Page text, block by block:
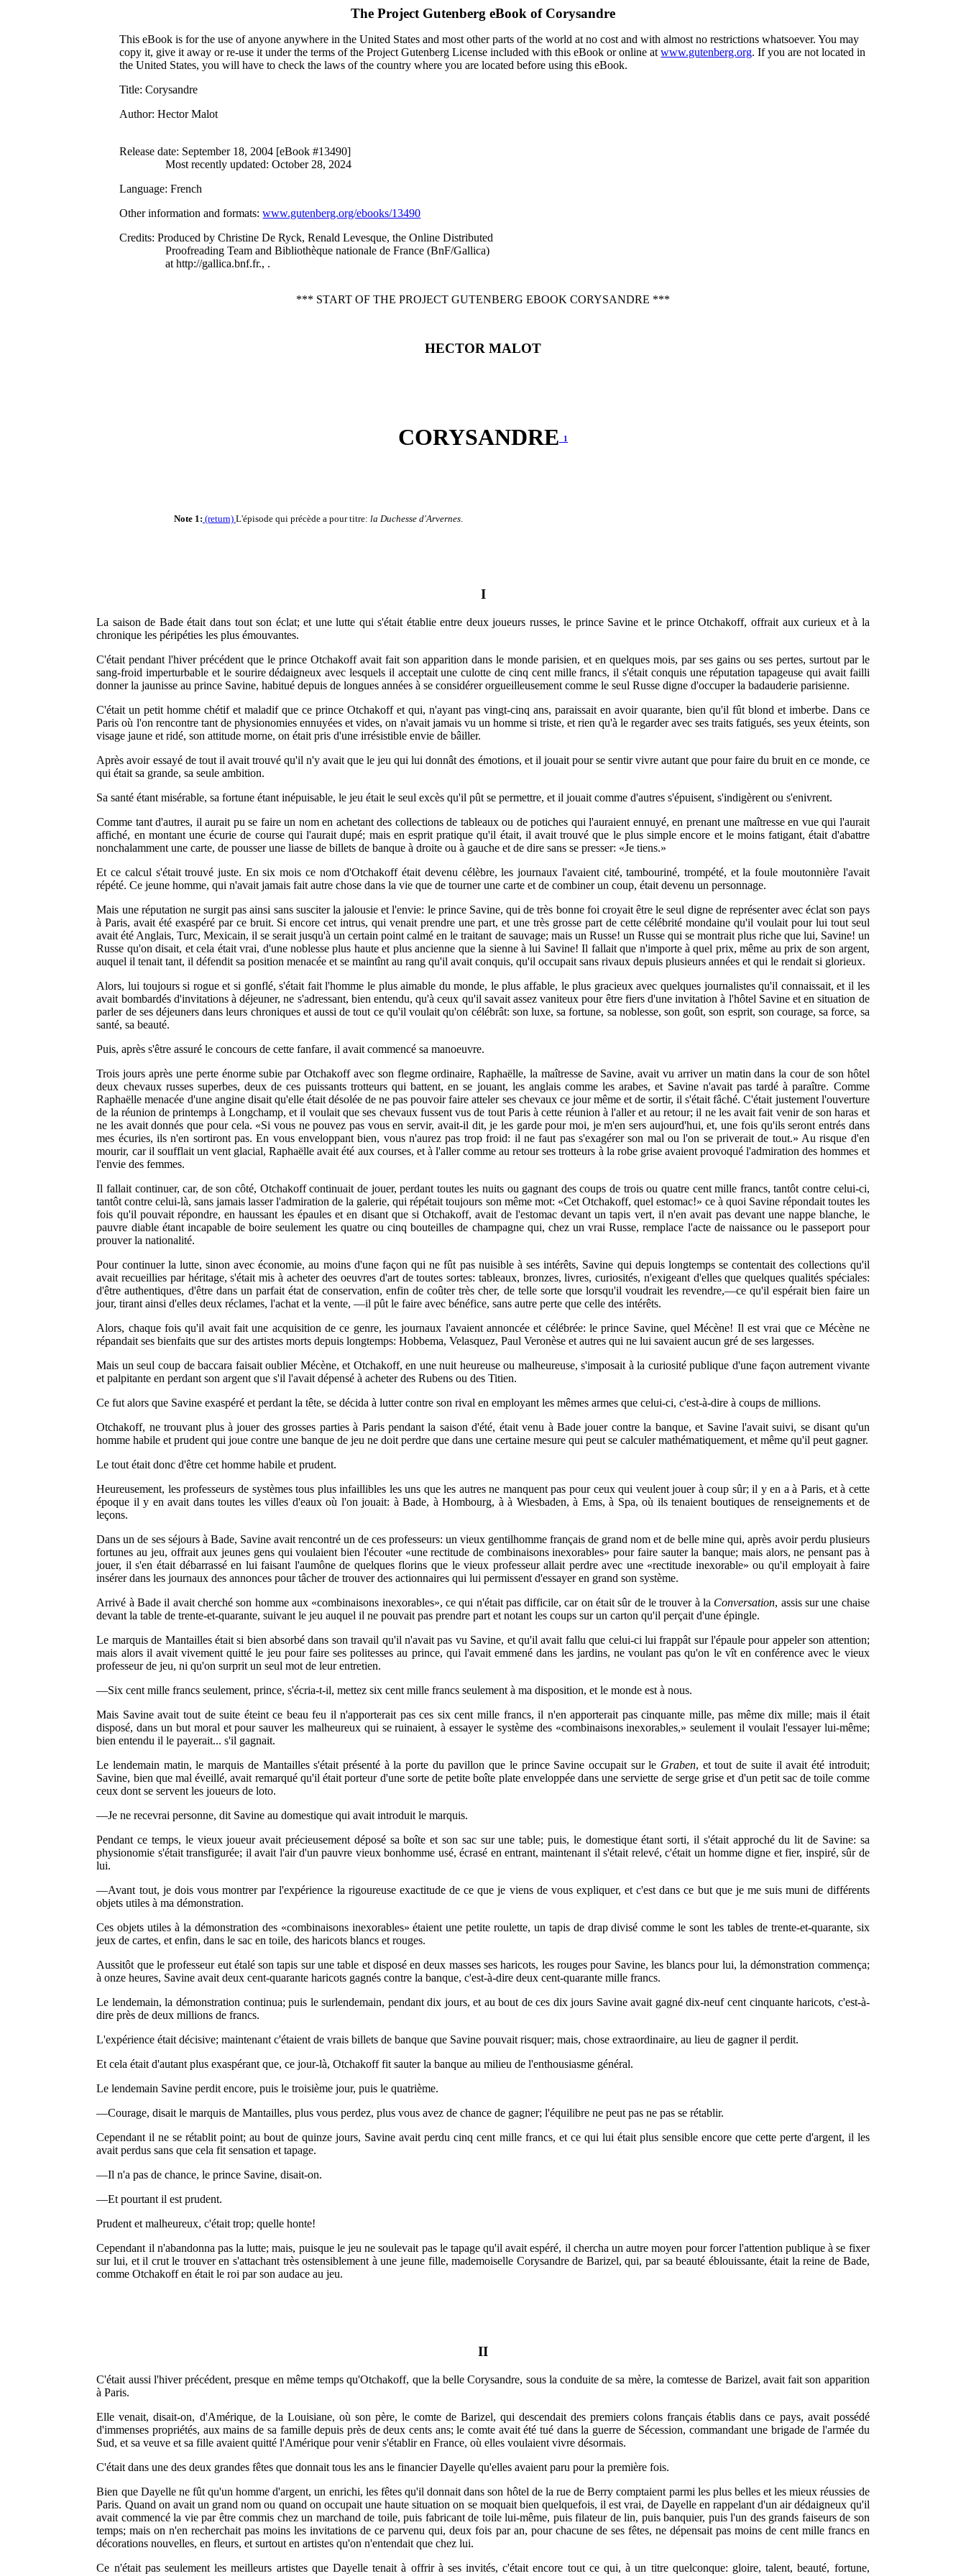
The Project Gutenberg eBook of Corysandre
This eBook is for the use of anyone anywhere in the United States and most other parts of the world at no cost and with almost no restrictions whatsoever. You may
copy it, give it away or re-use it under the terms of the Project Gutenberg License included with this eBook or online atwww.gutenberg.org. If you are not located in
the United States, you will have to check the laws of the country where you are located before using this eBook.
Title: Corysandre
Author: Hector Malot
Release date: September 18, 2004 [eBook #13490]
Most recently updated: October 28, 2024
Language: French
Other information and formats:www.gutenberg.org/ebooks/13490
Credits: Produced by Christine De Ryck, Renald Levesque, the Online Distributed
Proofreading Team and Bibliothèque nationale de France (BnF/Gallica)
at http://gallica.bnf.fr., .
*** START OF THE PROJECT GUTENBERG EBOOK CORYSANDRE ***
HECTOR MALOT
CORYSANDRE 1
Note 1: (return) L'épisode qui précède a pour titre: la Duchesse d'Arvernes.
I
La saison de Bade était dans tout son éclat; et une lutte qui s'était établie entre deux joueurs russes, le prince Savine et le prince Otchakoff, offrait aux curieux et à la
chronique les péripéties les plus émouvantes.
C'était pendant l'hiver précédent que le prince Otchakoff avait fait son apparition dans le monde parisien, et en quelques mois, par ses gains ou ses pertes, surtout par le
sang-froid imperturbable et le sourire dédaigneux avec lesquels il acceptait une culotte de cinq cent mille francs, il s'était conquis une réputation tapageuse qui avait failli
donner la jaunisse au prince Savine, habitué depuis de longues années à se considérer orgueilleusement comme le seul Russe digne d'occuper la badauderie parisienne.
C'était un petit homme chétif et maladif que ce prince Otchakoff et qui, n'ayant pas vingt-cinq ans, paraissait en avoir quarante, bien qu'il fût blond et imberbe. Dans ce
Paris où l'on rencontre tant de physionomies ennuyées et vides, on n'avait jamais vu un homme si triste, et rien qu'à le regarder avec ses traits fatigués, ses yeux éteints, son
visage jaune et ridé, son attitude morne, on était pris d'une irrésistible envie de bâiller.
Après avoir essayé de tout il avait trouvé qu'il n'y avait que le jeu qui lui donnât des émotions, et il jouait pour se sentir vivre autant que pour faire du bruit en ce monde, ce
qui était sa grande, sa seule ambition.
Sa santé étant misérable, sa fortune étant inépuisable, le jeu était le seul excès qu'il pût se permettre, et il jouait comme d'autres s'épuisent, s'indigèrent ou s'enivrent.
Comme tant d'autres, il aurait pu se faire un nom en achetant des collections de tableaux ou de potiches qui l'auraient ennuyé, en prenant une maîtresse en vue qui l'aurait
affiché, en montant une écurie de course qui l'aurait dupé; mais en esprit pratique qu'il était, il avait trouvé que le plus simple encore et le moins fatigant, était d'abattre
nonchalamment une carte, de pousser une liasse de billets de banque à droite ou à gauche et de dire sans se presser: «Je tiens.»
Et ce calcul s'était trouvé juste. En six mois ce nom d'Otchakoff était devenu célèbre, les journaux l'avaient cité, tambouriné, trompété, et la foule moutonnière l'avait
répété. Ce jeune homme, qui n'avait jamais fait autre chose dans la vie que de tourner une carte et de combiner un coup, était devenu un personnage.
Mais une réputation ne surgit pas ainsi sans susciter la jalousie et l'envie: le prince Savine, qui de très bonne foi croyait être le seul digne de représenter avec éclat son pays
à Paris, avait été exaspéré par ce bruit. Si encore cet intrus, qui venait prendre une part, et une très grosse part de cette célébrité mondaine qu'il voulait pour lui tout seul
avait été Anglais, Turc, Mexicain, il se serait jusqu'à un certain point calmé en le traitant de sauvage; mais un Russe! un Russe qui se montrait plus riche que lui, Savine! un
Russe qu'on disait, et cela était vrai, d'une noblesse plus haute et plus ancienne que la sienne à lui Savine! Il fallait que n'importe à quel prix, même au prix de son argent,
auquel il tenait tant, il défendit sa position menacée et se maintînt au rang qu'il avait conquis, qu'il occupait sans rivaux depuis plusieurs années et qui le rendait si glorieux.
Alors, lui toujours si rogue et si gonflé, s'était fait l'homme le plus aimable du monde, le plus affable, le plus gracieux avec quelques journalistes qu'il connaissait, et il les
avait bombardés d'invitations à déjeuner, ne s'adressant, bien entendu, qu'à ceux qu'il savait assez vaniteux pour être fiers d'une invitation à l'hôtel Savine et en situation de
parler de ses déjeuners dans leurs chroniques et aussi de tout ce qu'il voulait qu'on célébrât: son luxe, sa fortune, sa noblesse, son goût, son esprit, son courage, sa force, sa
santé, sa beauté.
Puis, après s'être assuré le concours de cette fanfare, il avait commencé sa manoeuvre.
Trois jours après une perte énorme subie par Otchakoff avec son flegme ordinaire, Raphaëlle, la maîtresse de Savine, avait vu arriver un matin dans la cour de son hôtel
deux chevaux russes superbes, deux de ces puissants trotteurs qui battent, en se jouant, les anglais comme les arabes, et Savine n'avait pas tardé à paraître. Comme
Raphaëlle menacée d'une angine disait qu'elle était désolée de ne pas pouvoir faire atteler ses chevaux ce jour même et de sortir, il s'était fâché. C'était justement l'ouverture
de la réunion de printemps à Longchamp, et il voulait que ses chevaux fussent vus de tout Paris à cette réunion à l'aller et au retour; il ne les avait fait venir de son haras et
ne les avait donnés que pour cela. «Si vous ne pouvez pas vous en servir, avait-il dit, je les garde pour moi, je m'en sers aujourd'hui, et, une fois qu'ils seront entrés dans
mes écuries, ils n'en sortiront pas. En vous enveloppant bien, vous n'aurez pas trop froid: il ne faut pas s'exagérer son mal ou l'on se priverait de tout.» Au risque d'en
mourir, car il soufflait un vent glacial, Raphaëlle avait été aux courses, et à l'aller comme au retour ses trotteurs à la robe grise avaient provoqué l'admiration des hommes et
l'envie des femmes.
Il fallait continuer, car, de son côté, Otchakoff continuait de jouer, perdant toutes les nuits ou gagnant des coups de trois ou quatre cent mille francs, tantôt contre celui-ci,
tantôt contre celui-là, sans jamais lasser l'admiration de la galerie, qui répétait toujours son même mot: «Cet Otchakoff, quel estomac!» ce à quoi Savine répondait toutes les
fois qu'il pouvait répondre, en haussant les épaules et en disant que si Otchakoff, avait de l'estomac devant un tapis vert, il n'en avait pas devant une nappe blanche, le
pauvre diable étant incapable de boire seulement les quatre ou cinq bouteilles de champagne qui, chez un vrai Russe, remplace l'acte de naissance ou le passeport pour
prouver la nationalité.
Pour continuer la lutte, sinon avec économie, au moins d'une façon qui ne fût pas nuisible à ses intérêts, Savine qui depuis longtemps se contentait des collections qu'il
avait recueillies par héritage, s'était mis à acheter des oeuvres d'art de toutes sortes: tableaux, bronzes, livres, curiosités, n'exigeant d'elles que quelques qualités spéciales:
d'être authentiques, d'être dans un parfait état de conservation, enfin de coûter très cher, de telle sorte que lorsqu'il voudrait les revendre,—ce qu'il espérait bien faire un
jour, tirant ainsi d'elles deux réclames, l'achat et la vente, —il pût le faire avec bénéfice, sans autre perte que celle des intérêts.
Alors, chaque fois qu'il avait fait une acquisition de ce genre, les journaux l'avaient annoncée et célébrée: le prince Savine, quel Mécène! Il est vrai que ce Mécène ne
répandait ses bienfaits que sur des artistes morts depuis longtemps: Hobbema, Velasquez, Paul Veronèse et autres qui ne lui savaient aucun gré de ses largesses.
Mais un seul coup de baccara faisait oublier Mécène, et Otchakoff, en une nuit heureuse ou malheureuse, s'imposait à la curiosité publique d'une façon autrement vivante
et palpitante en perdant son argent que s'il l'avait dépensé à acheter des Rubens ou des Titien.
Ce fut alors que Savine exaspéré et perdant la tête, se décida à lutter contre son rival en employant les mêmes armes que celui-ci, c'est-à-dire à coups de millions.
Otchakoff, ne trouvant plus à jouer des grosses parties à Paris pendant la saison d'été, était venu à Bade jouer contre la banque, et Savine l'avait suivi, se disant qu'un
homme habile et prudent qui joue contre une banque de jeu ne doit perdre que dans une certaine mesure qui peut se calculer mathématiquement, et même qu'il peut gagner.
Le tout était donc d'être cet homme habile et prudent.
Heureusement, les professeurs de systèmes tous plus infaillibles les uns que les autres ne manquent pas pour ceux qui veulent jouer à coup sûr; il y en a à Paris, et à cette
époque il y en avait dans toutes les villes d'eaux où l'on jouait: à Bade, à Hombourg, à à Wiesbaden, à Ems, à Spa, où ils tenaient boutiques de renseignements et de
leçons.
Dans un de ses séjours à Bade, Savine avait rencontré un de ces professeurs: un vieux gentilhomme français de grand nom et de belle mine qui, après avoir perdu plusieurs
fortunes au jeu, offrait aux jeunes gens qui voulaient bien l'écouter «une rectitude de combinaisons inexorables» pour faire sauter la banque; mais alors, ne pensant pas à
jouer, il s'en était débarrassé en lui faisant l'aumône de quelques florins que le vieux professeur allait perdre avec une «rectitude inexorable» ou qu'il employait à faire
insérer dans les journaux des annonces pour tâcher de trouver des actionnaires qui lui permissent d'essayer en grand son système.
Arrivé à Bade il avait cherché son homme aux «combinaisons inexorables», ce qui n'était pas difficile, car on était sûr de le trouver à la Conversation, assis sur une chaise
devant la table de trente-et-quarante, suivant le jeu auquel il ne pouvait pas prendre part et notant les coups sur un carton qu'il perçait d'une épingle.
Le marquis de Mantailles était si bien absorbé dans son travail qu'il n'avait pas vu Savine, et qu'il avait fallu que celui-ci lui frappât sur l'épaule pour appeler son attention;
mais alors il avait vivement quitté le jeu pour faire ses politesses au prince, qui l'avait emmené dans les jardins, ne voulant pas qu'on le vît en conférence avec le vieux
professeur de jeu, ni qu'on surprit un seul mot de leur entretien.
—Six cent mille francs seulement, prince, s'écria-t-il, mettez six cent mille francs seulement à ma disposition, et le monde est à nous.
Mais Savine avait tout de suite éteint ce beau feu il n'apporterait pas ces six cent mille francs, il n'en apporterait pas cinquante mille, pas même dix mille; mais il était
disposé, dans un but moral et pour sauver les malheureux qui se ruinaient, à essayer le système des «combinaisons inexorables,» seulement il voulait l'essayer lui-même;
bien entendu il le payerait... s'il gagnait.
Le lendemain matin, le marquis de Mantailles s'était présenté à la porte du pavillon que le prince Savine occupait sur le Graben, et tout de suite il avait été introduit;
Savine, bien que mal éveillé, avait remarqué qu'il était porteur d'une sorte de petite boîte plate enveloppée dans une serviette de serge grise et d'un petit sac de toile comme
ceux dont se servent les joueurs de loto.
—Je ne recevrai personne, dit Savine au domestique qui avait introduit le marquis.
Pendant ce temps, le vieux joueur avait précieusement déposé sa boîte et son sac sur une table; puis, le domestique étant sorti, il s'était approché du lit de Savine: sa
physionomie s'était transfigurée; il avait l'air d'un pauvre vieux bonhomme usé, écrasé en entrant, maintenant il s'était relevé, c'était un homme digne et fier, inspiré, sûr de
lui.
—Avant tout, je dois vous montrer par l'expérience la rigoureuse exactitude de ce que je viens de vous expliquer, et c'est dans ce but que je me suis muni de différents
objets utiles à ma démonstration.
Ces objets utiles à la démonstration des «combinaisons inexorables» étaient une petite roulette, un tapis de drap divisé comme le sont les tables de trente-et-quarante, six
jeux de cartes, et enfin, dans le sac en toile, des haricots blancs et rouges.
Aussitôt que le professeur eut étalé son tapis sur une table et disposé en deux masses ses haricots, les rouges pour Savine, les blancs pour lui, la démonstration commença;
à onze heures, Savine avait deux cent-quarante haricots gagnés contre la banque, c'est-à-dire deux cent-quarante mille francs.
Le lendemain, la démonstration continua; puis le surlendemain, pendant dix jours, et au bout de ces dix jours Savine avait gagné dix-neuf cent cinquante haricots, c'est-à-
dire près de deux millions de francs.
L'expérience était décisive; maintenant c'étaient de vrais billets de banque que Savine pouvait risquer; mais, chose extraordinaire, au lieu de gagner il perdit.
Et cela était d'autant plus exaspérant que, ce jour-là, Otchakoff fit sauter la banque au milieu de l'enthousiasme général.
Le lendemain Savine perdit encore, puis le troisième jour, puis le quatrième.
—Courage, disait le marquis de Mantailles, plus vous perdez, plus vous avez de chance de gagner; l'équilibre ne peut pas ne pas se rétablir.
Cependant il ne se rétablit point; au bout de quinze jours, Savine avait perdu cinq cent mille francs, et ce qui lui était plus sensible encore que cette perte d'argent, il les
avait perdus sans que cela fit sensation et tapage.
—Il n'a pas de chance, le prince Savine, disait-on.
—Et pourtant il est prudent.
Prudent et malheureux, c'était trop; quelle honte!
Cependant il n'abandonna pas la lutte; mais, puisque le jeu ne soulevait pas le tapage qu'il avait espéré, il chercha un autre moyen pour forcer l'attention publique à se fixer
sur lui, et il crut le trouver en s'attachant très ostensiblement à une jeune fille, mademoiselle Corysandre de Barizel, qui, par sa beauté éblouissante, était la reine de Bade,
comme Otchakoff en était le roi par son audace au jeu.
II
C'était aussi l'hiver précédent, presque en même temps qu'Otchakoff, que la belle Corysandre, sous la conduite de sa mère, la comtesse de Barizel, avait fait son apparition
à Paris.
Elle venait, disait-on, d'Amérique, de la Louisiane, où son père, le comte de Barizel, qui descendait des premiers colons français établis dans ce pays, avait possédé
d'immenses propriétés, aux mains de sa famille depuis près de deux cents ans; le comte avait été tué dans la guerre de Sécession, commandant une brigade de l'armée du
Sud, et sa veuve et sa fille avaient quitté l'Amérique pour venir s'établir en France, où elles voulaient vivre désormais.
C'était dans une des deux grandes fêtes que donnait tous les ans le financier Dayelle qu'elles avaient paru pour la première fois.
Bien que Dayelle ne fût qu'un homme d'argent, un enrichi, les fêtes qu'il donnait dans son hôtel de la rue de Berry comptaient parmi les plus belles et les mieux réussies de
Paris. Quand on avait un grand nom ou quand on occupait une haute situation on se moquait bien quelquefois, il est vrai, de Dayelle en rappelant d'un air dédaigneux qu'il
avait commencé la vie par être commis chez un marchand de toile, puis fabricant de toile lui-même, puis filateur de lin, puis banquier, puis l'un des grands faiseurs de son
temps; mais on n'en recherchait pas moins les invitations de ce parvenu qui, deux fois par an, pour chacune de ses fêtes, ne dépensait pas moins de cent mille francs en
décorations nouvelles, en fleurs, et surtout en artistes qu'on n'entendait que chez lui.
Ce n'était pas seulement les meilleurs artistes que Dayelle tenait à offrir à ses invités, c'était encore tout ce qui, à un titre quelconque: gloire, talent, beauté, fortune,